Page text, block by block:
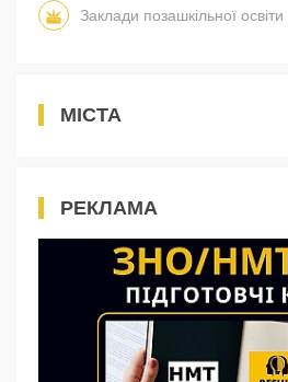
Заклади позашкільної освіти
МІСТА
РЕКЛАМА